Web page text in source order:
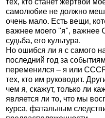
самолюбие не должно
очень мало. Есть вещи,
важнее моего "я", важнее
судьба, его культура.
Но ошибся ли я с самого
последний год за
переменился – я или
тех, кто им руководит.
чем я, скажут, только ли
является ли то, что мы
курса, фатальным